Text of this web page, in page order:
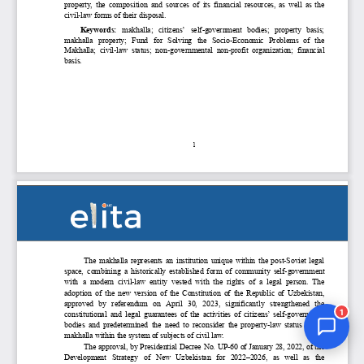
1
Jurnal Yordamchisi
Onlayn